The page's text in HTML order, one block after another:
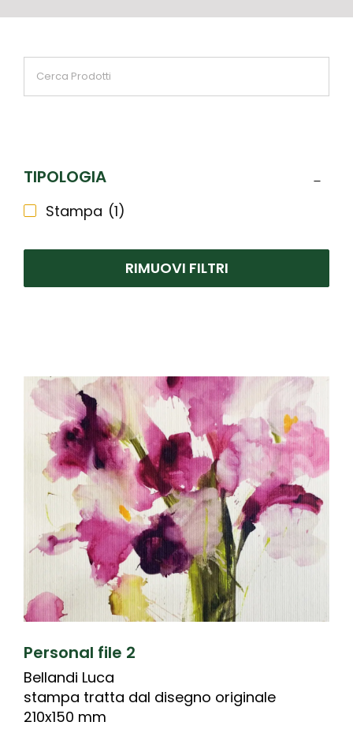
Personal file 2
Bellandi Luca
stampa tratta dal disegno originale
210x150 mm
TIPOLOGIA
Stampa (1)
RIMUOVI FILTRI